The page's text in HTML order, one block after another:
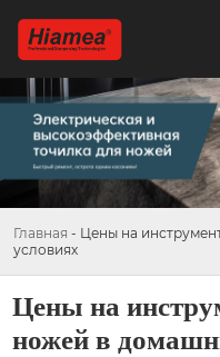
Главная - Цены на
условиях
Цены на
ножей в